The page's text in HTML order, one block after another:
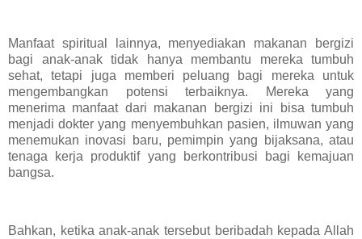
Manfaat spiritual lainnya, menyediakan makanan bergizi
bagi anak-anak tidak hanya membantu mereka tumbuh
sehat, tetapi juga memberi peluang bagi mereka untuk
mengembangkan potensi terbaiknya. Mereka yang
menerima manfaat dari makanan bergizi ini bisa tumbuh
menjadi dokter yang menyembuhkan pasien, ilmuwan yang
menemukan inovasi baru, pemimpin yang bijaksana, atau
tenaga kerja produktif yang berkontribusi bagi kemajuan
bangsa.
Bahkan, ketika anak-anak tersebut beribadah kepada Allah